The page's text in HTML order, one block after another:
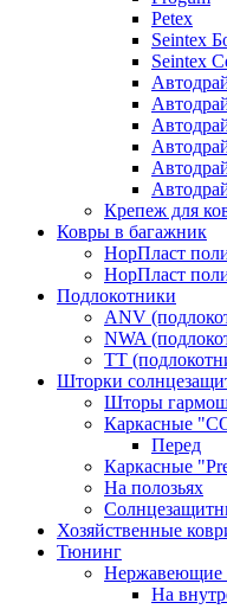
Petex
Seintex
Seintex
Крепеж для
Ковры в багажник
НорПласт
НорПласт
Подлокотники
ANV
NWA
TT
Шторки
Шторы
Каркасные
Перед
Каркасные
На полозьях
Хозяйственные
Тюнинг
Нержавеющие
На